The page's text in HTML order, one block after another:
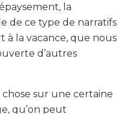
la
de ce type de narratifs
la vacance, que nous
d’autres
sur une certaine
qu’on peut